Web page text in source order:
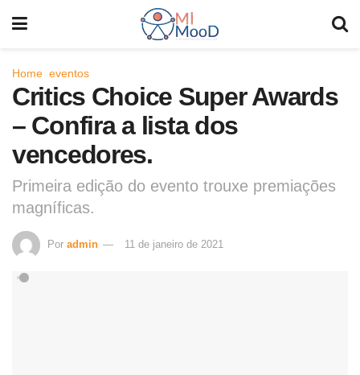
Home eventos
Critics Choice Super Awards
– Confira a lista dos
vencedores.
Primeira edição do evento trouxe premiações
magníficas.
Por admin 11 de janeiro de 2021